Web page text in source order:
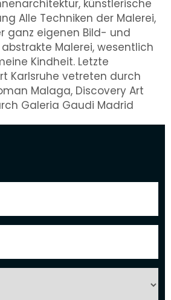
künstlerische
Alle Techniken der Malerei,
ganz eigenen Bild- und
Malerei, wesentlich
Kindheit. Letzte
Karlsruhe vetreten durch
Malaga, Discovery Art
Galeria Gaudi Madrid